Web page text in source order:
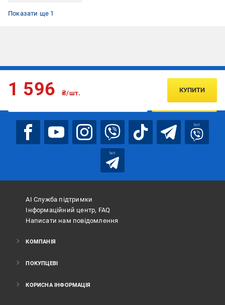
Показати ще 1
1 596 ₴/шт. КУПИТИ
Підписуйтесь, щоб дізнаватись першим про акції та пропозиції
ПІДПИСАТИСЯ
bot
bot
АІ Служба підтримки
Інформаційний центр, FAQ
Написати нам повідомлення
КОМПАНІЯ
ПОКУПЦЕВІ
КОРИСНА ІНФОРМАЦІЯ